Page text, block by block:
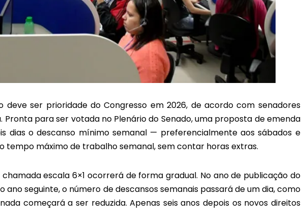
ser prioridade do Congresso em 2026, de acordo com senadores
Pronta para ser votada no Plenário do Senado, uma proposta de emenda
dias o descanso mínimo semanal — preferencialmente aos sábados e
tempo máximo de trabalho semanal, sem contar horas extras.
chamada escala 6×1 ocorrerá de forma gradual. No ano de publicação do
ano seguinte, o número de descansos semanais passará de um dia, como
começará a ser reduzida. Apenas seis anos depois os novos direitos